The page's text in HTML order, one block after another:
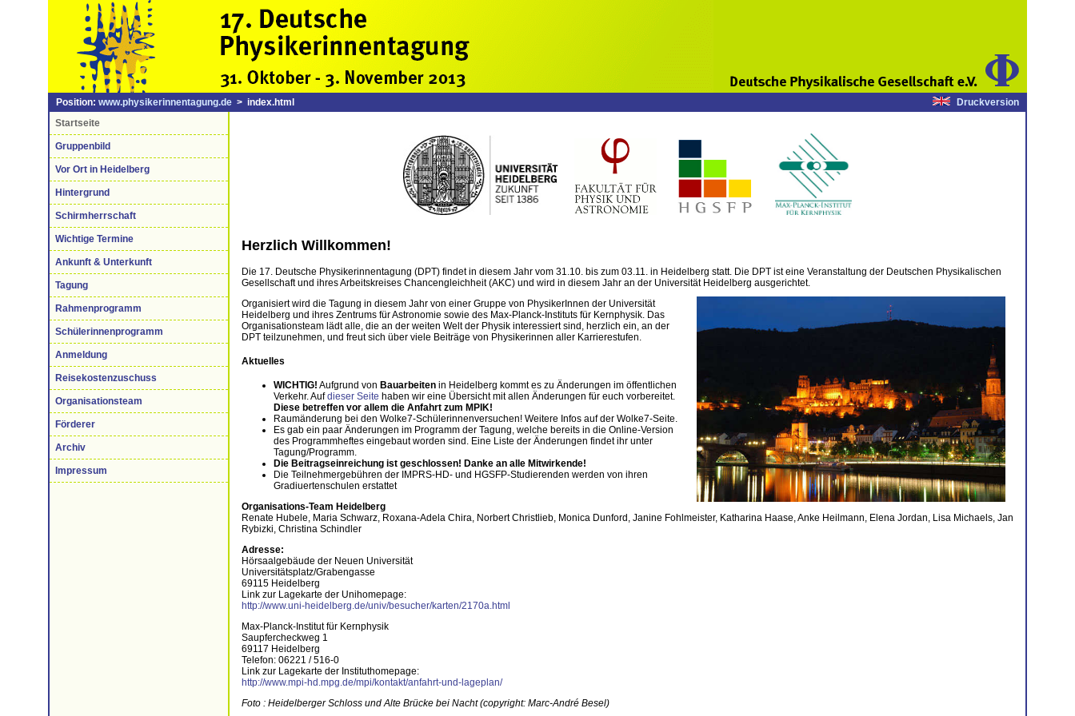
Druckversion
Position: www.physikerinnentagung.de > index.html
Startseite
Gruppenbild
Vor Ort in Heidelberg
Hintergrund
Schirmherrschaft
Wichtige Termine
Ankunft & Unterkunft
Tagung
Rahmenprogramm
Schülerinnenprogramm
Anmeldung
Reisekostenzuschuss
Organisationsteam
Förderer
Archiv
Impressum
Herzlich Willkommen!
Die 17. Deutsche Physikerinnentagung (DPT) findet in diesem Jahr vom 31.10. bis zum 03.11. in Heidelberg statt. Die DPT ist eine Veranstaltung der Deutschen Physikalischen
Gesellschaft und ihres Arbeitskreises Chancengleichheit (AKC) und wird in diesem Jahr an der Universität Heidelberg ausgerichtet.
Organisiert wird die Tagung in diesem Jahr von einer Gruppe von PhysikerInnen der Universität
Heidelberg und ihres Zentrums für Astronomie sowie des Max-Planck-Instituts für Kernphysik. Das
Organisationsteam lädt alle, die an der weiten Welt der Physik interessiert sind, herzlich ein, an der
DPT teilzunehmen, und freut sich über viele Beiträge von Physikerinnen aller Karrierestufen.
Aktuelles
WICHTIG! Aufgrund von Bauarbeiten in Heidelberg kommt es zu Änderungen im öffentlichen
Verkehr. Aufdieser Seite haben wir eine Übersicht mit allen Änderungen für euch vorbereitet.
Diese betreffen vor allem die Anfahrt zum MPIK!
Raumänderung bei den Wolke7-Schülerinnenversuchen! Weitere Infos auf der Wolke7-Seite.
Es gab ein paar Änderungen im Programm der Tagung, welche bereits in die Online-Version
des Programmheftes eingebaut worden sind. Eine Liste der Änderungen findet ihr unter
Tagung/Programm.
Die Beitragseinreichung ist geschlossen! Danke an alle Mitwirkende!
Die Teilnehmergebühren der IMPRS-HD- und HGSFP-Studierenden werden von ihren
Gradiuertenschulen erstattet
Organisations-Team Heidelberg
Renate Hubele, Maria Schwarz, Roxana-Adela Chira, Norbert Christlieb, Monica Dunford, Janine Fohlmeister, Katharina Haase, Anke Heilmann, Elena Jordan, Lisa Michaels, Jan
Rybizki, Christina Schindler
Adresse:
Hörsaalgebäude der Neuen Universität
Universitätsplatz/Grabengasse
69115 Heidelberg
Link zur Lagekarte der Unihomepage:
http://www.uni-heidelberg.de/univ/besucher/karten/2170a.html
Max-Planck-Institut für Kernphysik
Saupfercheckweg 1
69117 Heidelberg
Telefon: 06221 / 516-0
Link zur Lagekarte der Instituthomepage:
http://www.mpi-hd.mpg.de/mpi/kontakt/anfahrt-und-lageplan/
Foto : Heidelberger Schloss und Alte Brücke bei Nacht (copyright: Marc-André Besel)